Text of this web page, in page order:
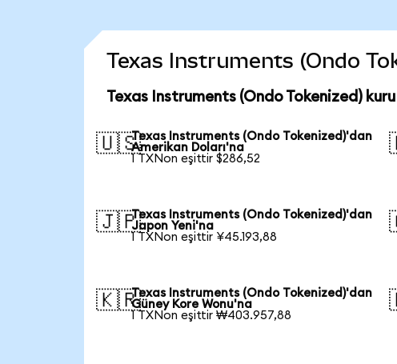
Texas Instruments (Ondo
Texas Instruments (Ondo Tokenized)
🇺🇸Texas Instruments (Ondo Tokenized)'dan
Amerikan Doları'na
1 TXNon eşittir $286,52
🇯🇵Texas Instruments (Ondo Tokenized)'dan
Japon Yeni'na
1 TXNon eşittir ¥45.193,88
🇰🇷Texas Instruments (Ondo Tokenized)'dan
Güney Kore Wonu'na
1 TXNon eşittir ₩403.957,88